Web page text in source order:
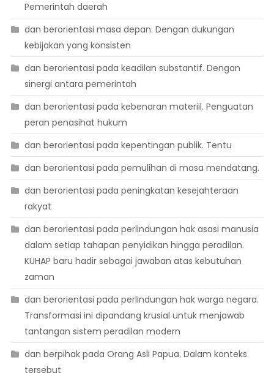
Pemerintah daerah
dan berorientasi masa depan. Dengan dukungan
kebijakan yang konsisten
dan berorientasi pada keadilan substantif. Dengan
sinergi antara pemerintah
dan berorientasi pada kebenaran materiil. Penguatan
peran penasihat hukum
dan berorientasi pada kepentingan publik. Tentu
dan berorientasi pada pemulihan di masa mendatang.
dan berorientasi pada peningkatan kesejahteraan
rakyat
dan berorientasi pada perlindungan hak asasi manusia
dalam setiap tahapan penyidikan hingga peradilan.
KUHAP baru hadir sebagai jawaban atas kebutuhan
zaman
dan berorientasi pada perlindungan hak warga negara.
Transformasi ini dipandang krusial untuk menjawab
tantangan sistem peradilan modern
dan berpihak pada Orang Asli Papua. Dalam konteks
tersebut